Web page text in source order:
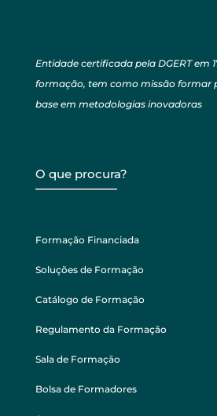
Entidade certificada pela DGERT em
formação, tem como missão formar
base em metodologias inovadoras
O que procura?
Formação Financiada
Soluções de Formação
Catálogo de Formação
Regulamento da Formação
Sala de Formação
Bolsa de Formadores